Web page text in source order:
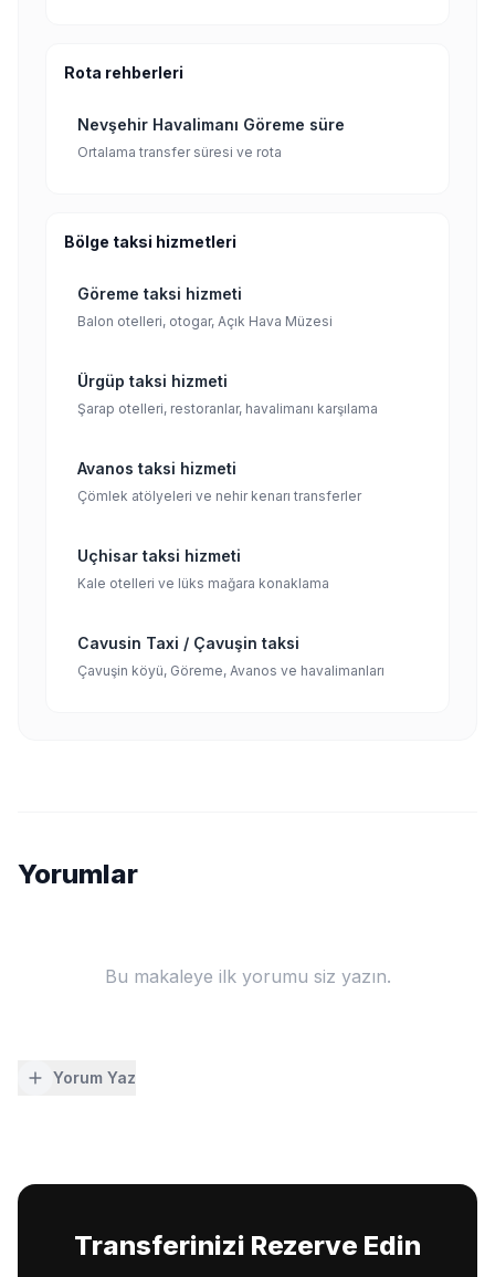
Rota rehberleri
Nevşehir Havalimanı Göreme süre
Ortalama transfer süresi ve rota
Bölge taksi hizmetleri
Göreme taksi hizmeti
Balon otelleri, otogar, Açık Hava Müzesi
Ürgüp taksi hizmeti
Şarap otelleri, restoranlar, havalimanı karşılama
Avanos taksi hizmeti
Çömlek atölyeleri ve nehir kenarı transferler
Uçhisar taksi hizmeti
Kale otelleri ve lüks mağara konaklama
Cavusin Taxi / Çavuşin taksi
Çavuşin köyü, Göreme, Avanos ve havalimanları
Yorumlar
Bu makaleye ilk yorumu siz yazın.
Yorum Yaz
Transferinizi Rezerve Edin